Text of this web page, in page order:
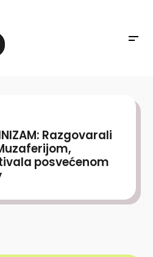
Razgovarali
posvećenom